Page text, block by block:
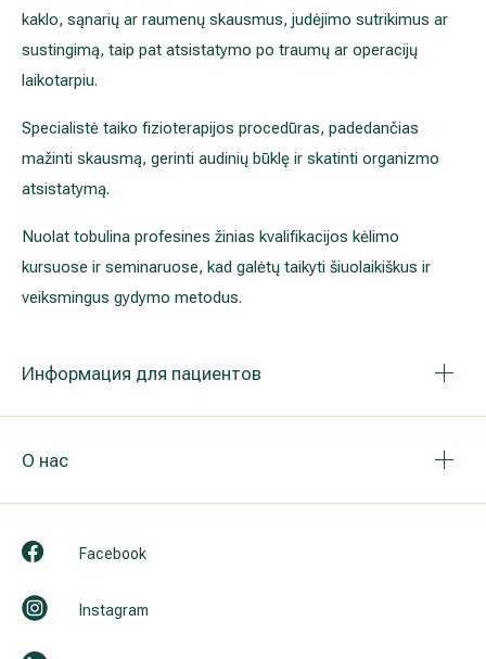
kaklo, sąnarių ar raumenų skausmus, judėjimo sutrikimus ar
sustingimą, taip pat atsistatymo po traumų ar operacijų
laikotarpiu.
Specialistė taiko fizioterapijos procedūras, padedančias
mažinti skausmą, gerinti audinių būklę ir skatinti organizmo
atsistatymą.
Nuolat tobulina profesines žinias kvalifikacijos kėlimo
kursuose ir seminaruose, kad galėtų taikyti šiuolaikiškus ir
veiksmingus gydymo metodus.
Информация для пациентов
О нас
Facebook
Instagram